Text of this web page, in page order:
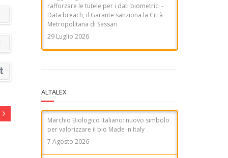
ALTALEX
Marchio Biologico Italiano: nuovo simbolo
per valorizzare il bio Made in Italy
7 Agosto 2026